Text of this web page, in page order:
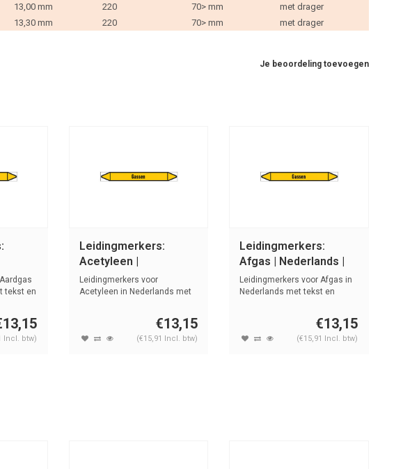
13,00 mm 220 70> mm
met drager
13,30 mm 220 70> mm met drager
Je beoordeling toevoegen
tekst en
Incl. btw)
Leidingmerkers:
Acetyleen |
Nederlands | Gassen
Leidingmerkers voor
Acetyleen in Nederlands met
€13,15
(€15,91 Incl. btw)
Leidingmerkers:
Afgas | Nederlands |
Gassen
Leidingmerkers voor Afgas in
Nederlands met tekst en
€13,15
(€15,91 Incl. btw)